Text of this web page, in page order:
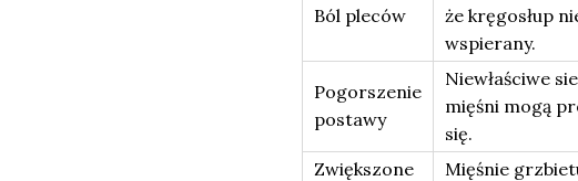
Ból pleców
że kręgosłup
wspierany.
Pogorszenie
postawy
Niewłaściwe
mięśni mogą
się.
Zwiększone
Mięśnie